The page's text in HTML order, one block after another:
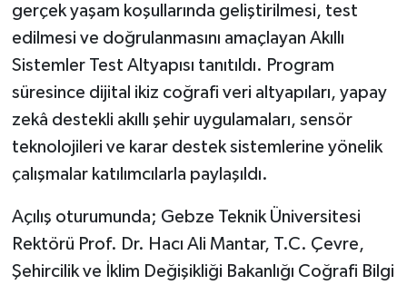
gerçek yaşam koşullarında geliştirilmesi, test
edilmesi ve doğrulanmasını amaçlayan Akıllı
Sistemler Test Altyapısı tanıtıldı. Program
süresince dijital ikiz coğrafi veri altyapıları, yapay
zekâ destekli akıllı şehir uygulamaları, sensör
teknolojileri ve karar destek sistemlerine yönelik
çalışmalar katılımcılarla paylaşıldı.
Açılış oturumunda; Gebze Teknik Üniversitesi
Rektörü Prof. Dr. Hacı Ali Mantar, T.C. Çevre,
Şehircilik ve İklim Değişikliği Bakanlığı Coğrafi Bilgi